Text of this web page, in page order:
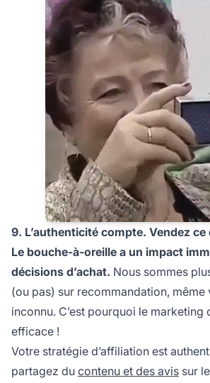
9. L’authenticité compte. Vendez
Le bouche-à-oreille a un impact
décisions d’achat. Nous sommes
(ou pas) sur recommandation, même
inconnu. C’est pourquoi le marketing
efficace !
Votre stratégie d’affiliation est
partagez du contenu et des avis sur